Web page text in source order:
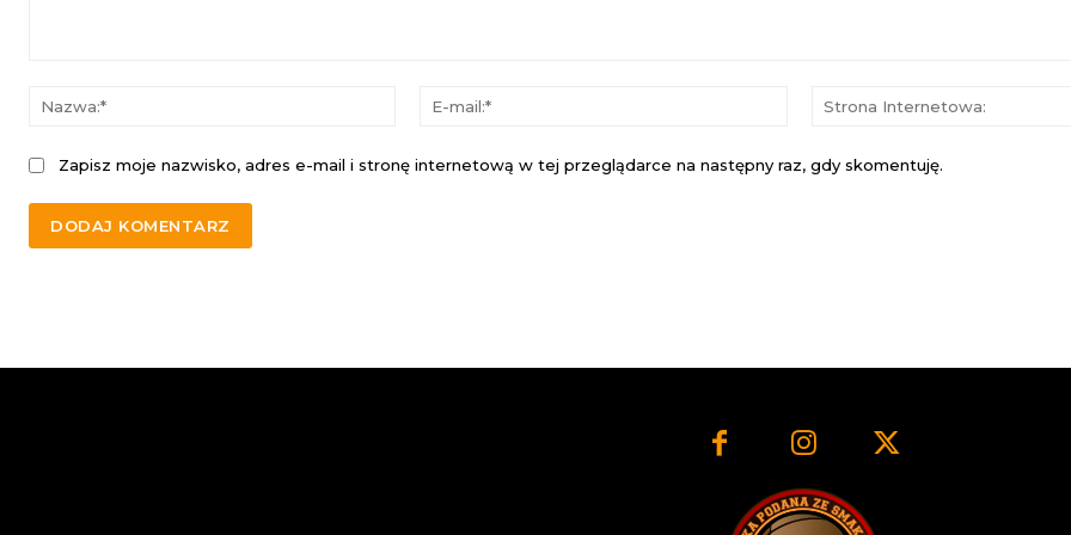
Nazwa:*
Zapisz moje nazwisko, adres e-mail i stronę internetową w tej przeglądarce na następny raz, gdy skomentuję.